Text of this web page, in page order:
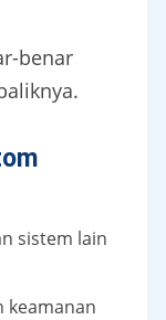
benar
sistem lain
keamanan